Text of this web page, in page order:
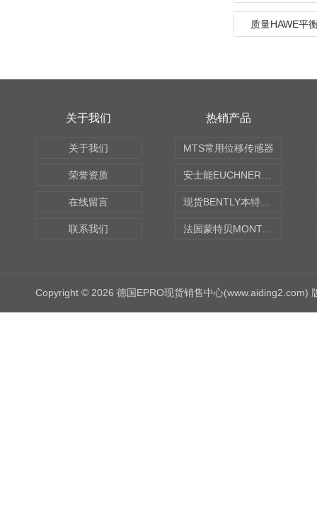
质量HAWE平
关于我们
关于我们
荣誉资质
在线留言
联系我们
热销产品
MTS常用位移传感器
法国蒙特贝MONTABERT打壳机凿岩机Z92
Copyright © 2026 德国EPRO现货销售中心(www.aiding2.com)